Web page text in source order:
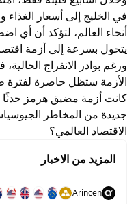
في الخليج إلى أسعار
أنحاء العالم، لتؤكد أن أي
يتحول بسرعة إلى أزمة
ورغم بوادر الانفراج الحالية،
الأزمة ستظل حاضرة لفترة
كانت أزمة مضيق هرمز حدثًا
جديدة من المخاطر
الاقتصاد العالمي؟
المزيد من الاخبار
Arincen